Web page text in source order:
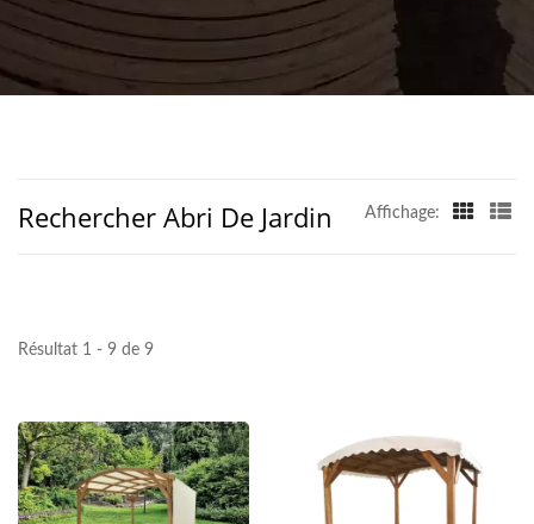
Rechercher Abri De Jardin Affichage:
Résultat 1 - 9 de 9